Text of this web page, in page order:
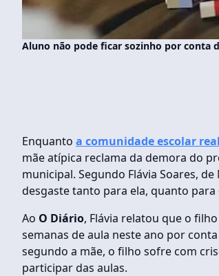
Aluno não pode ficar sozinho por conta
Enquanto a comunidade escolar
mãe atípica reclama da demora do
municipal. Segundo Flávia Soares,
desgaste tanto para ela, quanto
Ao O Diário, Flávia relatou que o
semanas de aula neste ano por
segundo a mãe, o filho sofre com
participar das aulas.